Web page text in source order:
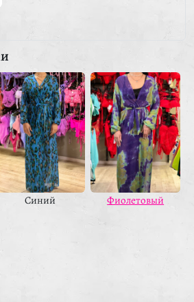
Синий Фиолетовый